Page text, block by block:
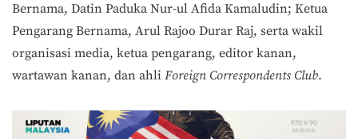
Bernama, Datin Paduka Nur-ul Afida Kamaludin; Ketua
Pengarang Bernama, Arul Rajoo Durar Raj, serta wakil
organisasi media, ketua pengarang, editor kanan,
wartawan kanan, dan ahli Foreign Correspondents Club.